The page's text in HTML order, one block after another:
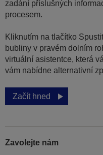
zadání příslušných
procesem.
Kliknutím na tlačítko
bubliny v pravém dolním
virtuální asistentce, která
vám nabídne alternativní
Začít hned
Zavolejte nám